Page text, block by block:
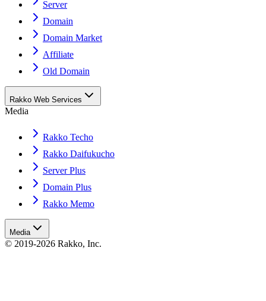
Server
Domain
Domain Market
Affiliate
Old Domain
Rakko Web Services
Media
Rakko Techo
Rakko Daifukucho
Server Plus
Domain Plus
Rakko Memo
Media
© 2019-2026 Rakko, Inc.